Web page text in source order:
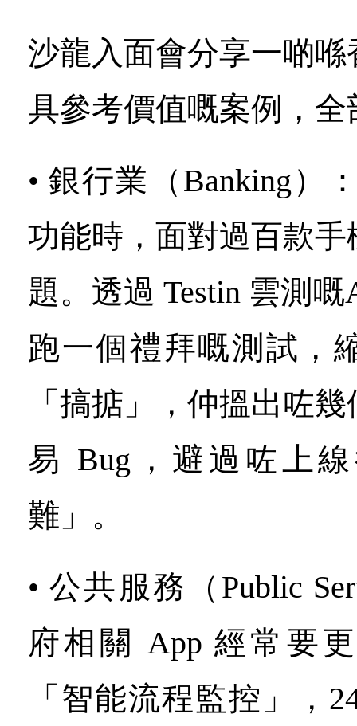
沙龍入面會分享一啲
具參考價值嘅案例，
• 銀行業（Banking）
功能時，面對過百款
題。透過 Testin 雲測
跑一個禮拜嘅測試，
「搞掂」，仲搵出咗
易 Bug，避過咗上
難」。
• 公共服務（Public
府相關 App 經常要
「智能流程監控」，